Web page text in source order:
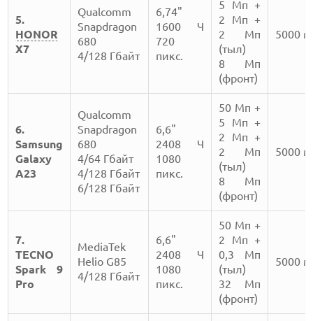
5.
HONOR
X7
Qualcomm
Snapdragon
680
4/128 Гбайт
6,74"
1600 Ч
720
пикс.
5 Мп +
2 Мп +
2 Мп
(тыл)
8 Мп
(фронт)
5000
6.
Samsung
Galaxy
A23
Qualcomm
Snapdragon
680
4/64 Гбайт
4/128 Гбайт
6/128 Гбайт
6,6"
2408 Ч
1080
пикс.
50 Мп +
5 Мп +
2 Мп +
2 Мп
(тыл)
8 Мп
(фронт)
5000
7.
TECNO
Spark 9
Pro
MediaTek
Helio G85
4/128 Гбайт
6,6"
2408 Ч
1080
пикс.
50 Мп +
2 Мп +
0,3 Мп
(тыл)
32 Мп
(фронт)
5000